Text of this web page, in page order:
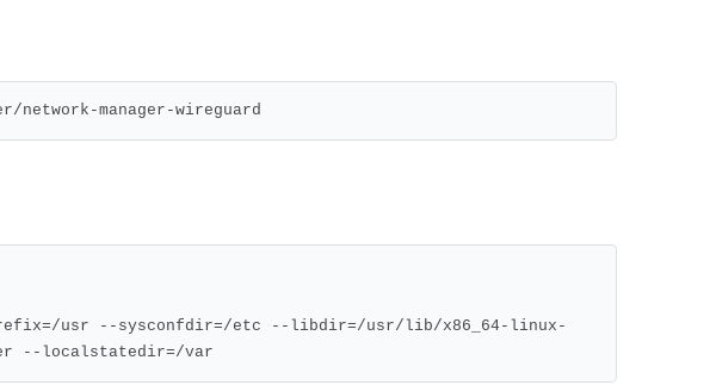
manager-wireguard
usr --sysconfdir=/etc --libdir=/usr/lib/x86_64-linux-
--localstatedir=/var